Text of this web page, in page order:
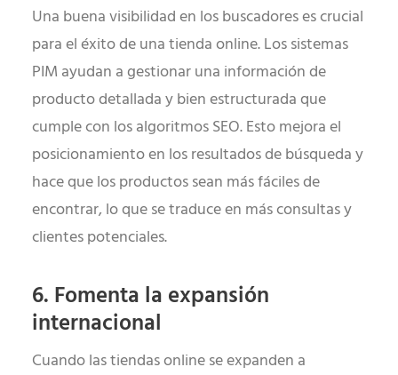
Una buena visibilidad en los buscadores es crucial
para el éxito de una tienda online. Los sistemas
PIM ayudan a gestionar una información de
producto detallada y bien estructurada que
cumple con los algoritmos SEO. Esto mejora el
posicionamiento en los resultados de búsqueda y
hace que los productos sean más fáciles de
encontrar, lo que se traduce en más consultas y
clientes potenciales.
6. Fomenta la expansión
internacional
Cuando las tiendas online se expanden a